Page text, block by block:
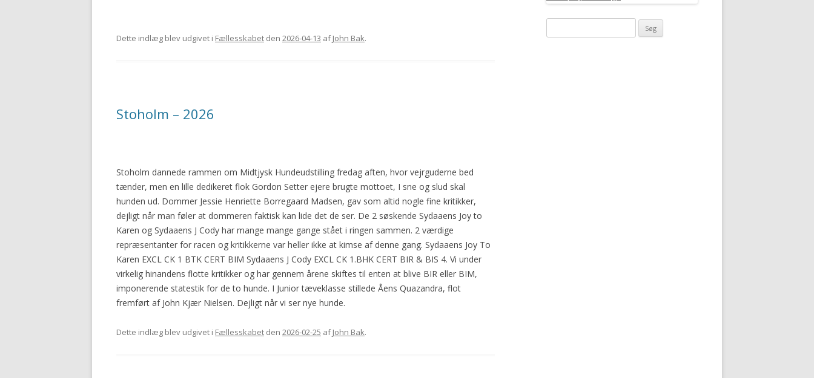
Dette indlæg blev udgivet i Fællesskabet den 2026-04-13 afJohn Bak.
Stoholm – 2026
Stoholm dannede rammen om Midtjysk Hundeudstilling fredag aften, hvor vejrguderne bed
tænder, men en lille dedikeret flok Gordon Setter ejere brugte mottoet, I sne og slud skal
hunden ud. Dommer Jessie Henriette Borregaard Madsen, gav som altid nogle fine kritikker,
dejligt når man føler at dommeren faktisk kan lide det de ser. De 2 søskende Sydaaens Joy to
Karen og Sydaaens J Cody har mange mange gange stået i ringen sammen. 2 værdige
repræsentanter for racen og kritikkerne var heller ikke at kimse af denne gang. Sydaaens Joy To
Karen EXCL CK 1 BTK CERT BIM Sydaaens J Cody EXCL CK 1.BHK CERT BIR & BIS 4. Vi under
virkelig hinandens flotte kritikker og har gennem årene skiftes til enten at blive BIR eller BIM,
imponerende statestik for de to hunde. I Junior tæveklasse stillede Åens Quazandra, flot
fremført af John Kjær Nielsen. Dejligt når vi ser nye hunde.
Dette indlæg blev udgivet i Fællesskabet den 2026-02-25 afJohn Bak.
efter: